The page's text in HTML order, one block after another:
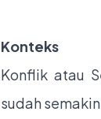
Konteks
Konflik atau
sudah